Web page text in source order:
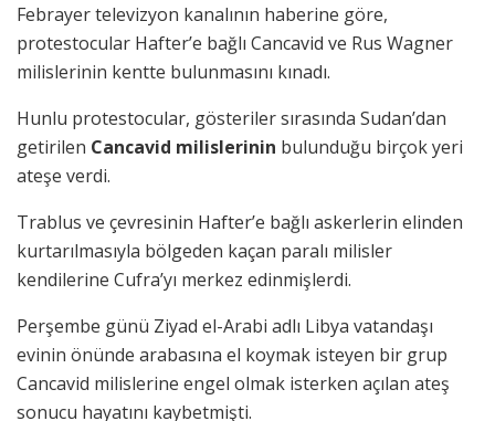
Febrayer televizyon kanalının haberine göre,
protestocular Hafter’e bağlı Cancavid ve Rus Wagner
milislerinin kentte bulunmasını kınadı.
Hunlu protestocular, gösteriler sırasında Sudan’dan
getirilen Cancavid milislerinin bulunduğu birçok yeri
ateşe verdi.
Trablus ve çevresinin Hafter’e bağlı askerlerin elinden
kurtarılmasıyla bölgeden kaçan paralı milisler
kendilerine Cufra’yı merkez edinmişlerdi.
Perşembe günü Ziyad el-Arabi adlı Libya vatandaşı
evinin önünde arabasına el koymak isteyen bir grup
Cancavid milislerine engel olmak isterken açılan ateş
sonucu hayatını kaybetmişti.